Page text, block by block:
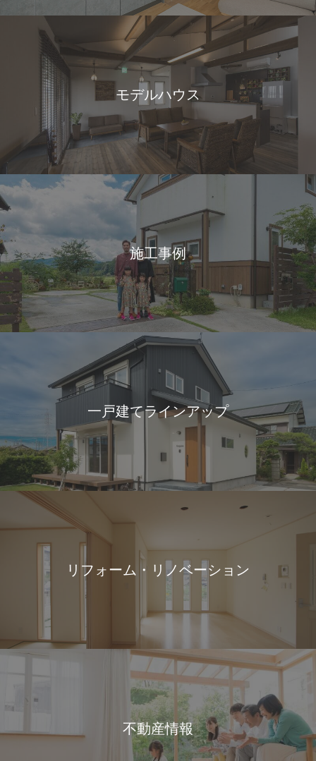
モデルハウス
施工事例
一戸建てラインアップ
リフォーム・リノベーション
不動産情報